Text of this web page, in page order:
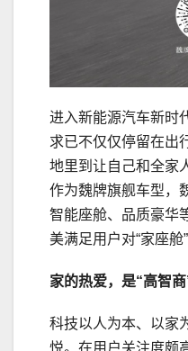
进入新能源汽车新时
求已不仅仅停留在出
地里到让自己和全家
作为魏牌旗舰车型，
智能座舱、品质豪华
美满足用户对“家座舱
家的热爱，是“高智商
科技以人为本、以家